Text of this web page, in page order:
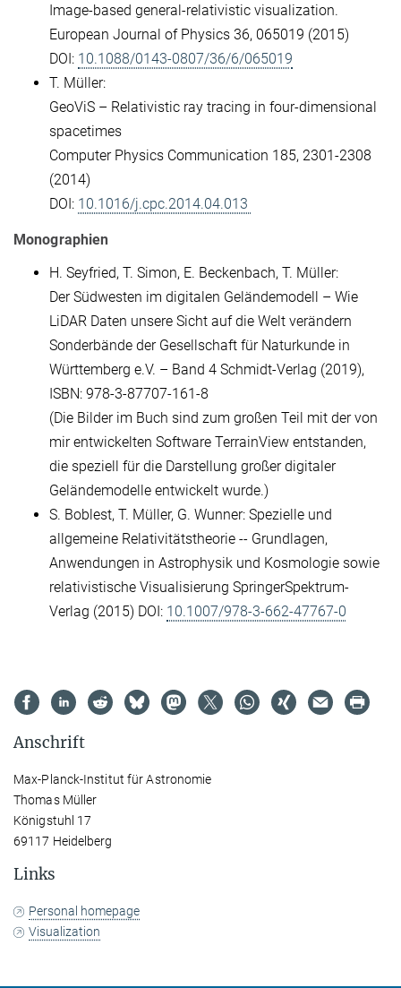
Image-based general-relativistic visualization.
European Journal of Physics 36, 065019 (2015)
DOI: 10.1088/0143-0807/36/6/065019
T. Müller:
GeoViS – Relativistic ray tracing in four-dimensional
spacetimes
Computer Physics Communication 185, 2301-2308
(2014)
DOI: 10.1016/j.cpc.2014.04.013
Monographien
H. Seyfried, T. Simon, E. Beckenbach, T. Müller:
Der Südwesten im digitalen Geländemodell – Wie
LiDAR Daten unsere Sicht auf die Welt verändern
Sonderbände der Gesellschaft für Naturkunde in
Württemberg e.V. – Band 4 Schmidt-Verlag (2019),
ISBN: 978-3-87707-161-8
(Die Bilder im Buch sind zum großen Teil mit der von
mir entwickelten Software TerrainView entstanden,
die speziell für die Darstellung großer digitaler
Geländemodelle entwickelt wurde.)
S. Boblest, T. Müller, G. Wunner: Spezielle und
allgemeine Relativitätstheorie -- Grundlagen,
Anwendungen in Astrophysik und Kosmologie sowie
relativistische Visualisierung SpringerSpektrum-
Verlag (2015) DOI: 10.1007/978-3-662-47767-0
Anschrift
Max-Planck-Institut für Astronomie
Thomas Müller
Königstuhl 17
69117 Heidelberg
Links
Personal homepage
Visualization